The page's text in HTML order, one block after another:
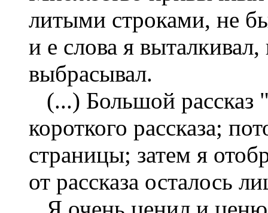
литыми строками, не
и е слова я
выбрасывал.
(...) Большой рассказ
короткого рассказа;
страницы; затем я
от рассказа осталось